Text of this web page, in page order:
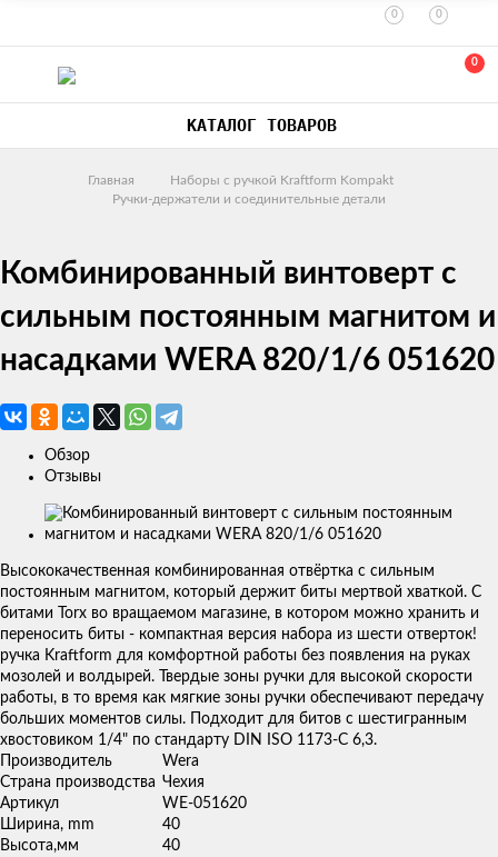
0 0
0
КАТАЛОГ ТОВАРОВ
Главная
Наборы с ручкой Kraftform Kompakt
Ручки-держатели и соединительные детали
Комбинированный винтоверт с
сильным постоянным магнитом и
насадками WERA 820/1/6 051620
Обзор
Отзывы
Изображения
Высококачественная комбинированная отвёртка с сильным
постоянным магнитом, который держит биты мертвой хваткой. С
битами Torx во вращаемом магазине, в котором можно хранить и
переносить биты - компактная версия набора из шести отверток!
ручка Kraftform для комфортной работы без появления на руках
мозолей и волдырей. Твердые зоны ручки для высокой скорости
работы, в то время как мягкие зоны ручки обеспечивают передачу
больших моментов силы. Подходит для битов с шестигранным
хвостовиком 1/4" по стандарту DIN ISO 1173-C 6,3.
Производитель
Wera
Страна производства Чехия
Артикул
WE-051620
Ширина, mm
40
Высота,мм
40